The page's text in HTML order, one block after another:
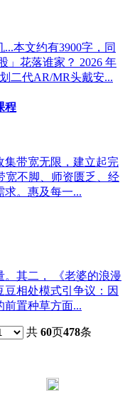
本文约有3900字，同
」花落谁家？ 2026 年
二代AR/MR头戴安...
程
集带宽无限，建立起完
宽不脚、师资匮乏、经
求。惠及每一...
。其二， 《老婆的浪漫
豆相处模式引争议：因
前置种草方面...
共 60页478条